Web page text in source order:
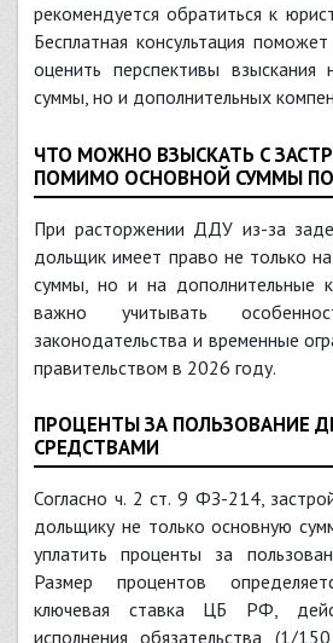
рекомендуется обратиться к
Бесплатная консультация
оценить перспективы взыскания
суммы, но и дополнительных
ЧТО МОЖНО ВЗЫСКАТЬ С
ПОМИМО ОСНОВНОЙ СУММЫ
При расторжении ДДУ из-за
дольщик имеет право не только
суммы, но и на дополнительные
важно учитывать
законодательства и временные
правительством в 2026 году.
ПРОЦЕНТЫ ЗА ПОЛЬЗОВАНИЕ
СРЕДСТВАМИ
Согласно ч. 2 ст. 9 ФЗ-214,
дольщику не только основную
уплатить проценты за
Размер процентов
ключевая ставка ЦБ РФ,
исполнения обязательства (1/